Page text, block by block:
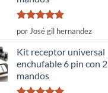
Valorado
con
de 5
por José gil hernandez
Kit receptor universal
enchufable 6 pin con 2
mandos